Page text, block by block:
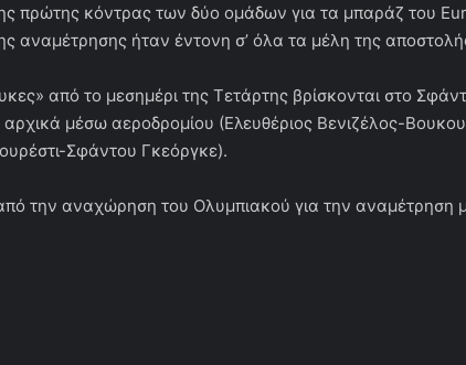
πρώτης κόντρας των δύο ομάδων για τα μπαράζ του
αναμέτρησης ήταν έντονη σ’ όλα τα μέλη της
από το μεσημέρι της Τετάρτης βρίσκονται στο
μέσω αεροδρομίου (Ελευθέριος Βενιζέλος-
Σφάντου Γκεόργκε).
την αναχώρηση του Ολυμπιακού για την αναμέτρηση